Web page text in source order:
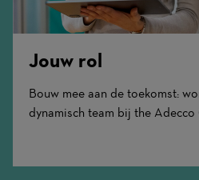
Jouw rol
Bouw mee aan de toekomst:
dynamisch team bij the Adecco